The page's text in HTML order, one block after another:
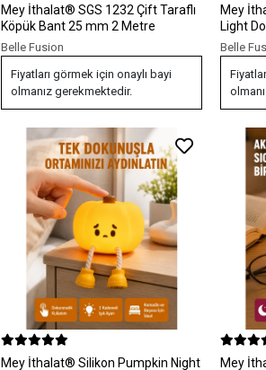
Mey İthalat® SGS 1232 Çift Taraflı
Köpük Bant 25 mm 2 Metre
Belle Fusion
Fiyatları görmek için onaylı bayi
olmanız gerekmektedir.
Mey
Light
Belle
Mey İthalat® Silikon Pumpkin Night
Mey